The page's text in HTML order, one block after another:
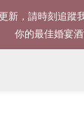
可享免費送貨 (
(詳情請查
新，請時刻追
你的最佳婚宴
可享免費送貨 (